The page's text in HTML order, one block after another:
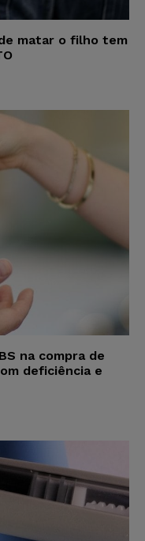
matar o filho tem
na compra de
deficiência e